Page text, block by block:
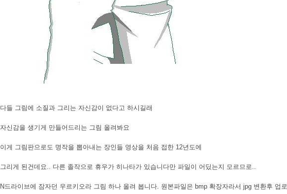
다들 그림에 소질과 그리는 자신감이 없다고 하시길래
자신감을 생기게 만들어드리는 그림 올려봐요
이게 그림판으로도 명작을 뽑아내는 장인들 영상을 처음 접한 12년도에
그리게 된건데요.. 다른 졸작으로 휴우가 히나타가 있습니다만 파일이 어딨는지 모르므로..
N드라이브에 잠자던 우르키오라 그림 하나 올려 봅니다. 원본파일은 bmp 확장자라서 jpg 변환후 업